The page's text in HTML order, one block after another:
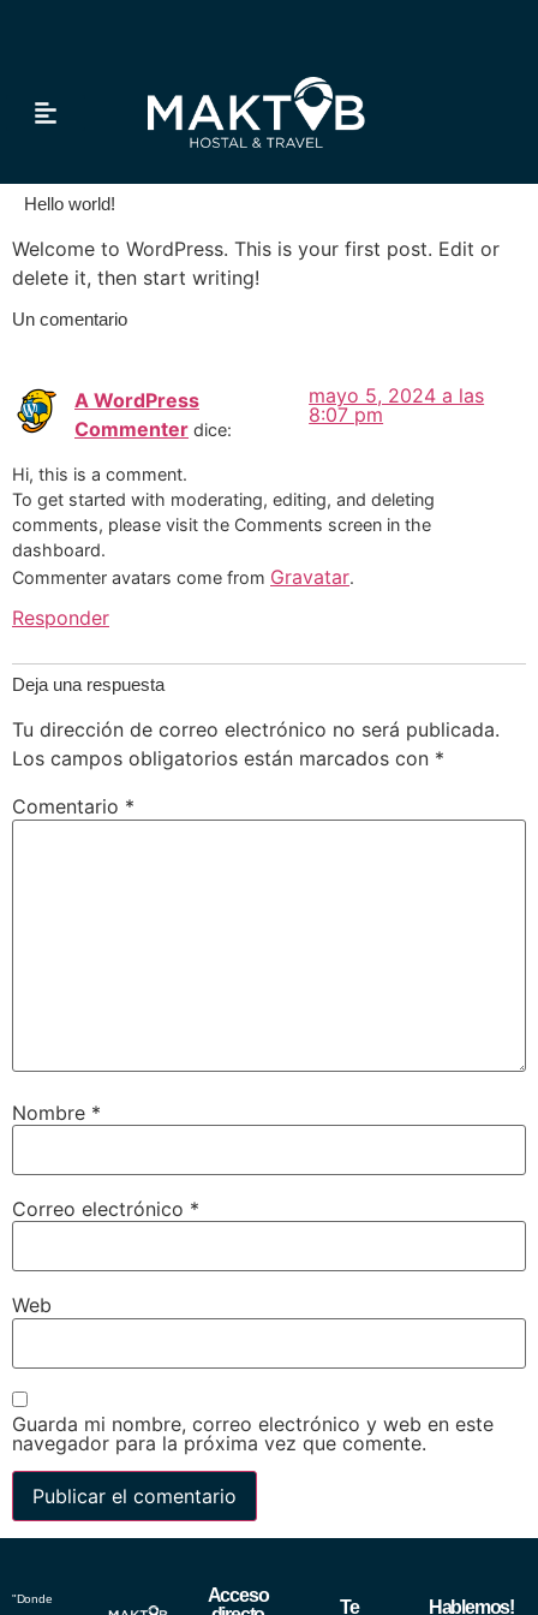
Hello world!
Welcome to WordPress. This is your first post. Edit or
delete it, then start writing!
Un comentario
A WordPress
Commenter dice:
mayo 5, 2024 a las
8:07 pm
Hi, this is a comment.
To get started with moderating, editing, and deleting
comments, please visit the Comments screen in the
dashboard.
Commenter avatars come from Gravatar.
Responder
Deja una respuesta
Tu dirección de correo electrónico no será publicada.
Los campos obligatorios están marcados con *
Comentario *
Nombre *
Correo electrónico *
Web
Guarda mi nombre, correo electrónico y web en este
navegador para la próxima vez que comente.
"Donde
Acceso
Te
Hablemos!